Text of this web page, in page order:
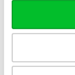
Kan ik mijn
aansluiten